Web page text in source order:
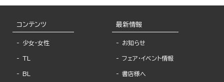
コンテンツ
少女・女性
TL
BL
最新情報
お知らせ
フェア・イベント情報
書店様へ